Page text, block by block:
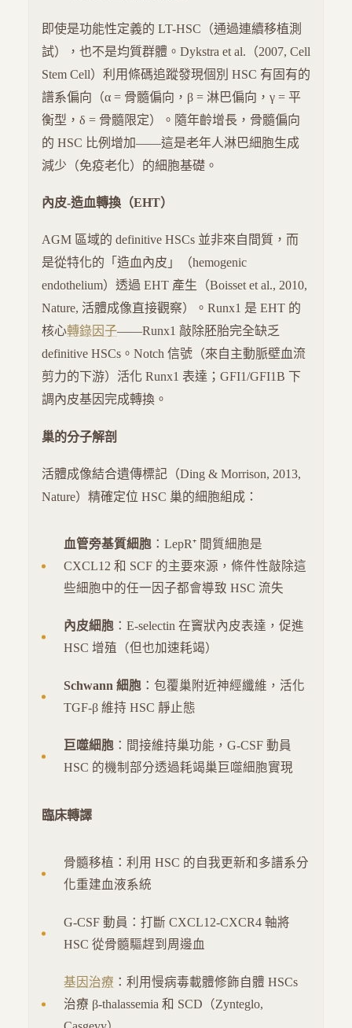
即使是功能性定義的 LT-HSC（通過連續移植測
試），也不是均質群體。Dykstra et al.（2007, Cell
Stem Cell）利用條碼追蹤發現個別 HSC 有固有的
譜系偏向（α = 骨髓偏向，β = 淋巴偏向，γ = 平
衡型，δ = 骨髓限定）。隨年齡增長，骨髓偏向
的 HSC 比例增加——這是老年人淋巴細胞生成
減少（免疫老化）的細胞基礎。
內皮-造血轉換（EHT）
AGM 區域的 definitive HSCs 並非來自間質，而
是從特化的「造血內皮」（hemogenic
endothelium）透過 EHT 產生（Boisset et al., 2010,
Nature, 活體成像直接觀察）。Runx1 是 EHT 的
核心轉錄因子——Runx1 敲除胚胎完全缺乏
definitive HSCs。Notch 信號（來自主動脈壁血流
剪力的下游）活化 Runx1 表達；GFI1/GFI1B 下
調內皮基因完成轉換。
巢的分子解剖
活體成像結合遺傳標記（Ding & Morrison, 2013,
Nature）精確定位 HSC 巢的細胞組成：
血管旁基質細胞 ：LepR⁺ 間質細胞是
CXCL12 和 SCF 的主要來源，條件性敲除這
些細胞中的任一因子都會導致 HSC 流失
內皮細胞 ：E-selectin 在竇狀內皮表達，促進
HSC 增殖（但也加速耗竭）
Schwann 細胞 ：包覆巢附近神經纖維，活化
TGF-β 維持 HSC 靜止態
巨噬細胞 ：間接維持巢功能，G-CSF 動員
HSC 的機制部分透過耗竭巢巨噬細胞實現
臨床轉譯
骨髓移植：利用 HSC 的自我更新和多譜系分
化重建血液系統
G-CSF 動員：打斷 CXCL12-CXCR4 軸將
HSC 從骨髓驅趕到周邊血
基因治療 ：利用慢病毒載體修飾自體 HSCs
治療 β-thalassemia 和 SCD（Zynteglo,